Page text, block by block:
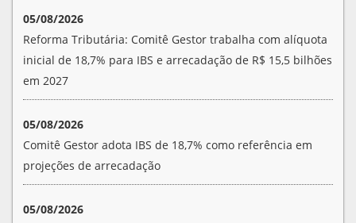
05/08/2026
Reforma Tributária: Comitê Gestor trabalha com alíquota
inicial de 18,7% para IBS e arrecadação de R$ 15,5 bilhões
em 2027
05/08/2026
Comitê Gestor adota IBS de 18,7% como referência em
projeções de arrecadação
05/08/2026